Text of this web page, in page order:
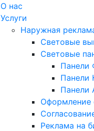
О нас
Услуги
Наружная
Световые
Световые
Панели
Панели
Панели
Оформление
Реклама на